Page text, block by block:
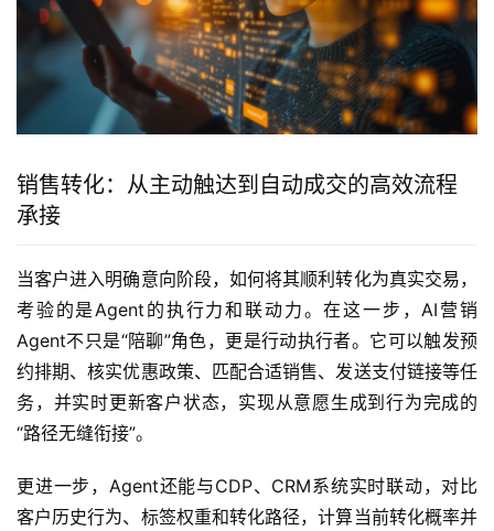
销售转化：从主动触达到自动成交的高效流程
承接
当客户进入明确意向阶段，如何将其顺利转化为真实交易，
考验的是Agent的执行力和联动力。在这一步，AI营销
Agent不只是“陪聊”角色，更是行动执行者。它可以触发预
约排期、核实优惠政策、匹配合适销售、发送支付链接等任
务，并实时更新客户状态，实现从意愿生成到行为完成的
“路径无缝衔接”。
更进一步，Agent还能与CDP、CRM系统实时联动，对比
客户历史行为、标签权重和转化路径，计算当前转化概率并